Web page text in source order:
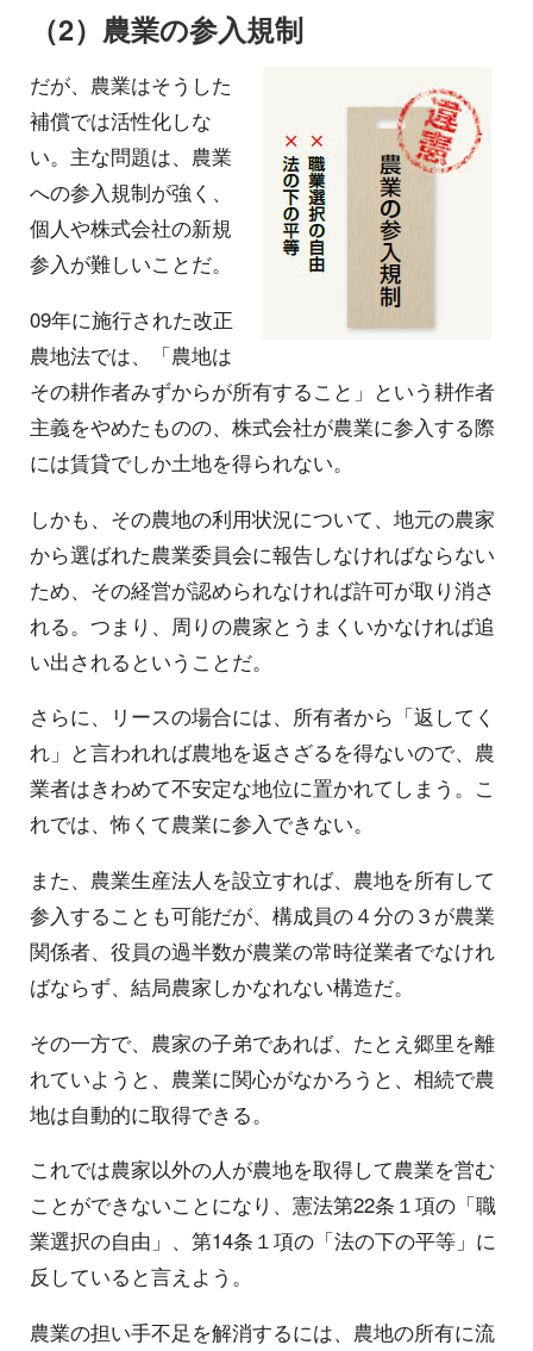
（2）農業の参入規制
だが、農業はそうした
補償では活性化しな
い。主な問題は、農業
への参入規制が強く、
個人や株式会社の新規
参入が難しいことだ。
09年に施行された改正
農地法では、「農地は
その耕作者みずからが所有すること」という耕作者
主義をやめたものの、株式会社が農業に参入する際
には賃貸でしか土地を得られない。
しかも、その農地の利用状況について、地元の農家
から選ばれた農業委員会に報告しなければならない
ため、その経営が認められなければ許可が取り消さ
れる。つまり、周りの農家とうまくいかなければ追
い出されるということだ。
さらに、リースの場合には、所有者から「返してく
れ」と言われれば農地を返さざるを得ないので、農
業者はきわめて不安定な地位に置かれてしまう。こ
れでは、怖くて農業に参入できない。
また、農業生産法人を設立すれば、農地を所有して
参入することも可能だが、構成員の４分の３が農業
関係者、役員の過半数が農業の常時従業者でなけれ
ばならず、結局農家しかなれない構造だ。
その一方で、農家の子弟であれば、たとえ郷里を離
れていようと、農業に関心がなかろうと、相続で農
地は自動的に取得できる。
これでは農家以外の人が農地を取得して農業を営む
ことができないことになり、憲法第22条１項の「職
業選択の自由」、第14条１項の「法の下の平等」に
反していると言えよう。
農業の担い手不足を解消するには、農地の所有に流